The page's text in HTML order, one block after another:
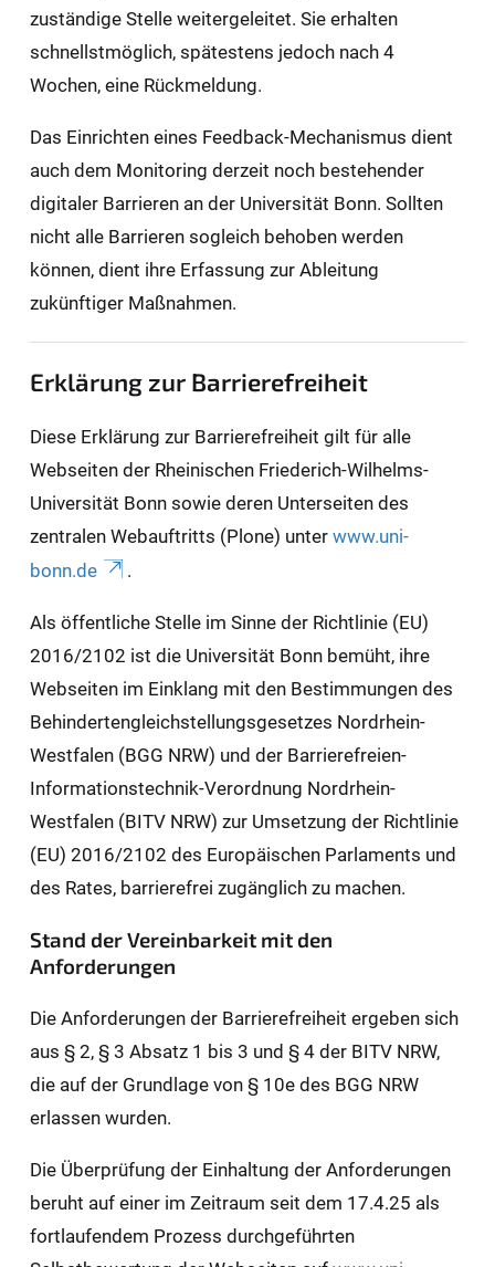
zuständige Stelle weitergeleitet. Sie erhalten
schnellstmöglich, spätestens jedoch nach 4
Wochen, eine Rückmeldung.
Das Einrichten eines Feedback-Mechanismus dient
auch dem Monitoring derzeit noch bestehender
digitaler Barrieren an der Universität Bonn. Sollten
nicht alle Barrieren sogleich behoben werden
können, dient ihre Erfassung zur Ableitung
zukünftiger Maßnahmen.
Erklärung zur Barrierefreiheit
Diese Erklärung zur Barrierefreiheit gilt für alle
Webseiten der Rheinischen Friederich-Wilhelms-
Universität Bonn sowie deren Unterseiten des
zentralen Webauftritts (Plone) unter www.uni-
bonn.de
.
Als öffentliche Stelle im Sinne der Richtlinie (EU)
2016/2102 ist die Universität Bonn bemüht, ihre
Webseiten im Einklang mit den Bestimmungen des
Behindertengleichstellungsgesetzes Nordrhein-
Westfalen (BGG NRW) und der Barrierefreien-
Informationstechnik-Verordnung Nordrhein-
Westfalen (BITV NRW) zur Umsetzung der Richtlinie
(EU) 2016/2102 des Europäischen Parlaments und
des Rates, barrierefrei zugänglich zu machen.
Stand der Vereinbarkeit mit den
Anforderungen
Die Anforderungen der Barrierefreiheit ergeben sich
aus § 2, § 3 Absatz 1 bis 3 und § 4 der BITV NRW,
die auf der Grundlage von § 10e des BGG NRW
erlassen wurden.
Die Überprüfung der Einhaltung der Anforderungen
beruht auf einer im Zeitraum seit dem 17.4.25 als
fortlaufendem Prozess durchgeführten